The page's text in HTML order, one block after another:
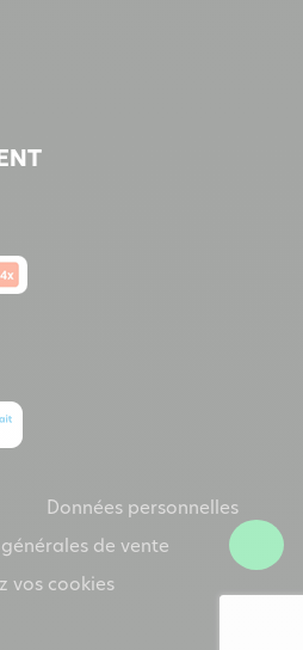
Données personnelles
de vente
vos cookies